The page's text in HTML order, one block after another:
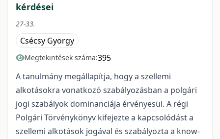
kérdései
27-33.
Csécsy György
Megtekintések száma:395
A tanulmány megállapítja, hogy a szellemi
alkotásokra vonatkozó szabályozásban a polgári
jogi szabályok dominanciája érvényesül. A régi
Polgári Törvénykönyv kifejezte a kapcsolódást a
szellemi alkotások jogával és szabályozta a know-